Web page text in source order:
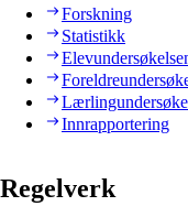
Forskning
Statistikk
Innrapportering
Regelverk